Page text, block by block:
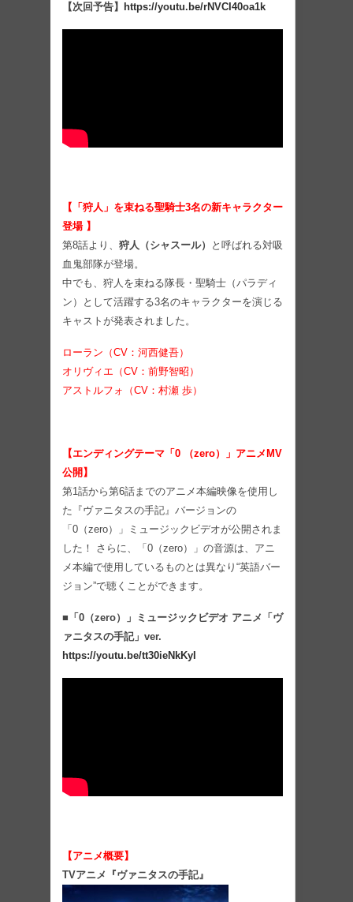
【次回予告】 https://youtu.be/rNVCI40oa1k
【 「狩人」 を束ねる聖騎士3名の新キャラクター
登場 】
第8話より、 狩人（シャスール）
と呼ばれる対吸
血鬼部隊が登場。
中でも、狩人を束ねる隊長・聖騎士（パラディ
ン）として活躍する3名のキャラクターを演じる
キャストが発表されました。
ローラン（CV：河西健吾）
オリヴィエ（CV：前野智昭）
アストルフォ（CV：村瀬 歩）
【エンディングテーマ「 0 （zero）
」アニメMV
公開】
第1話から第6話までのアニメ本編映像を使用し
た『ヴァニタスの手記』バージョンの
「0（zero）」ミュージックビデオが公開されま
した！ さらに、「0（zero）」の音源は、アニ
メ本編で使用しているものとは異なり“英語バー
ジョン”で聴くことができます。
■「0（zero）」ミュージックビデオ アニメ「ヴ
ァニタスの手記」ver.
https://youtu.be/tt30ieNkKyI
【アニメ概要】
TVアニメ『ヴァニタスの手記』